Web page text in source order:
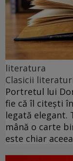
literatura
Clasicii
Portretul lui
fie că îl citești
legată elegant.
mână o carte
este chiar